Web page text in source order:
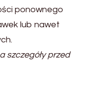
ponownego
lub nawet
szczegóły przed